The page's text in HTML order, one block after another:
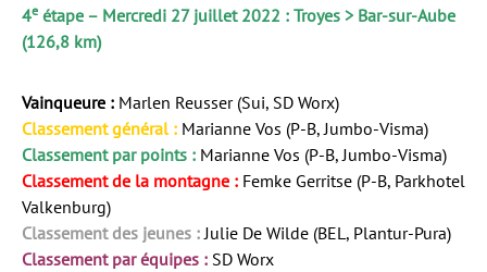
4e étape – Mercredi 27 juillet 2022 : Troyes > Bar-sur-Aube
(126,8 km)
Vainqueure : Marlen Reusser (Sui, SD Worx)
Classement général : Marianne Vos (P-B, Jumbo-Visma)
Classement par points : Marianne Vos (P-B, Jumbo-Visma)
Classement de la montagne : Femke Gerritse (P-B, Parkhotel
Valkenburg)
Classement des jeunes : Julie De Wilde (BEL, Plantur-Pura)
Classement par équipes : SD Worx